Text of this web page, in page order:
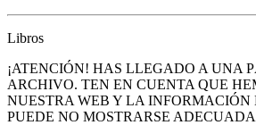
Libros
¡ATENCIÓN! HAS LLEGADO A UNA
ARCHIVO. TEN EN CUENTA QUE
NUESTRA WEB Y LA INFORMACIÓN
PUEDE NO MOSTRARSE